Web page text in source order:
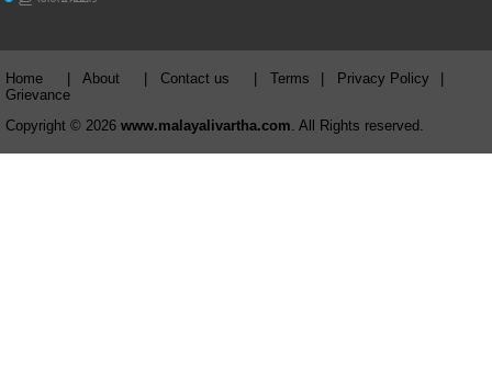
Home About Contact us Terms Privacy Policy
Grievance
Copyright © 2026 www.malayalivartha.com . All Rights reserved.